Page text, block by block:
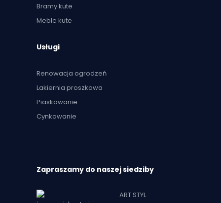
Bramy kute
Meble kute
Usługi
Renowacja ogrodzeń
Lakiernia proszkowa
Piaskowanie
Cynkowanie
Zapraszamy do naszej siedziby
ART STYL